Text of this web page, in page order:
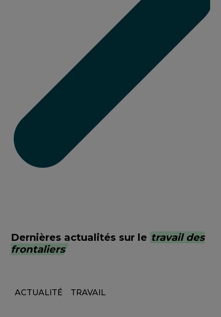
Dernières actualités sur le travail des
frontaliers
ACTUALITÉ TRAVAIL